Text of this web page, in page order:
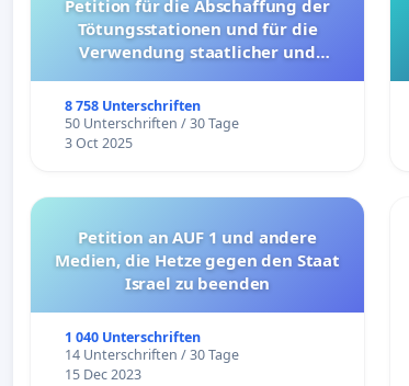
Petition für die Abschaffung der
Tötungsstationen und für die
Verwendung staatlicher und
8 758 Unterschriften
50 Unterschriften / 30 Tage
3 Oct 2025
Petition an AUF 1 und andere
Medien, die Hetze gegen den Staat
Israel zu beenden
1 040 Unterschriften
14 Unterschriften / 30 Tage
15 Dec 2023